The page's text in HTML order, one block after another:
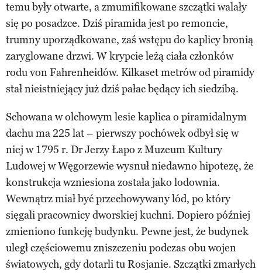
temu były otwarte, a zmumifikowane szczątki walały
się po posadzce. Dziś piramida jest po remoncie,
trumny uporządkowane, zaś wstępu do kaplicy bronią
zaryglowane drzwi. W krypcie leżą ciała członków
rodu von Fahrenheidów. Kilkaset metrów od piramidy
stał nieistniejący już dziś pałac będący ich siedzibą.
Schowana w olchowym lesie kaplica o piramidalnym
dachu ma 225 lat – pierwszy pochówek odbył się w
niej w 1795 r. Dr Jerzy Łapo z Muzeum Kultury
Ludowej w Węgorzewie wysnuł niedawno hipotezę, że
konstrukcja wzniesiona została jako lodownia.
Wewnątrz miał być przechowywany lód, po który
sięgali pracownicy dworskiej kuchni. Dopiero później
zmieniono funkcję budynku. Pewne jest, że budynek
uległ częściowemu zniszczeniu podczas obu wojen
światowych, gdy dotarli tu Rosjanie. Szczątki zmarłych